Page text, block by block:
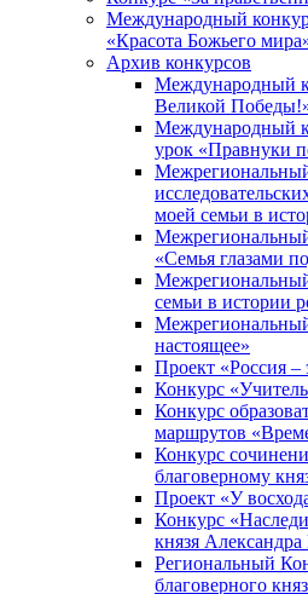
Международный
«Красота Божьего
Архив конкурсов
Международный
Великой
Международный
урок «Правнуки
моей семьи в
«Семья глазами
семьи в истории
настоящее»
Проект «Россия –
Конкурс
Конкурс
маршрутов
Конкурс
благоверному
Проект «У
Конкурс
князя Александра
Региональный
благоверного